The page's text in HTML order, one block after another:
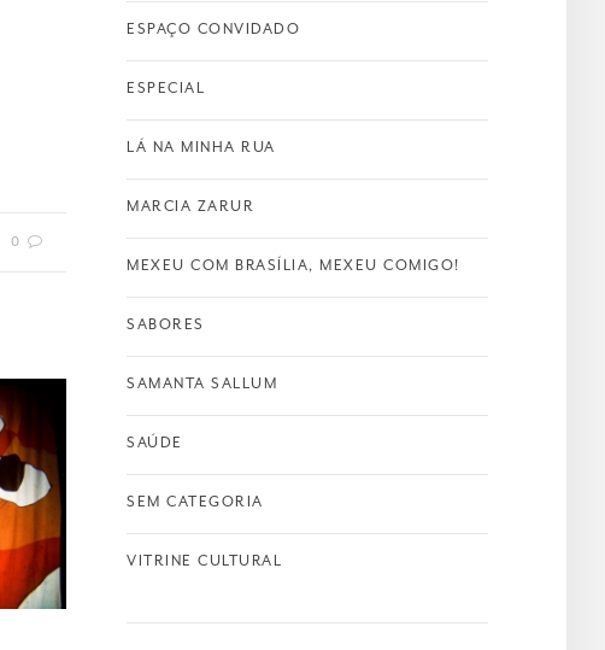
0
ESPAÇO CONVIDADO
ESPECIAL
LÁ NA MINHA RUA
MARCIA ZARUR
MEXEU COM BRASÍLIA, MEXEU COMIGO!
SABORES
SAMANTA SALLUM
SAÚDE
SEM CATEGORIA
VITRINE CULTURAL